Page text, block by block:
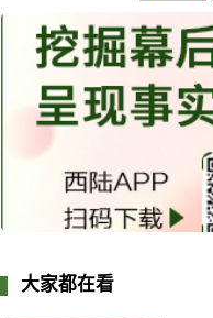
大家都在看